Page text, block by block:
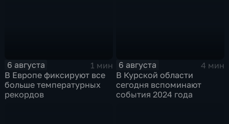
6 августа
1 мин
В Европе фиксируют все
больше температурных
рекордов
6 августа
4 мин
В Курской области
сегодня вспоминают
события 2024 года